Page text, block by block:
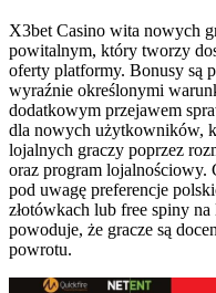
X3bet Casino wita nowych
powitalnym, który tworzy
oferty platformy. Bonusy są
wyraźnie określonymi
dodatkowym przejawem
dla nowych użytkowników,
lojalnych graczy poprzez
oraz program lojalnościowy.
pod uwagę preferencje
złotówkach lub free spiny
powoduje, że gracze są
powrotu.